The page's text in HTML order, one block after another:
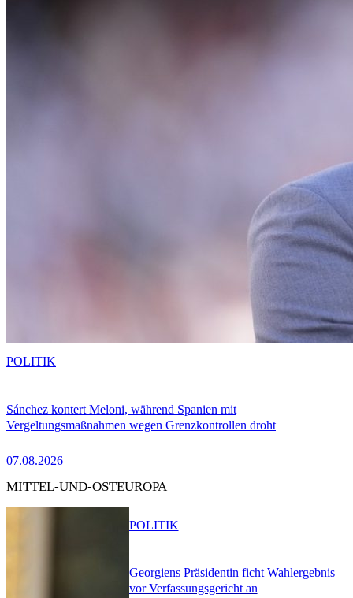
Sánchez kontert Meloni, während Spanien mit
Vergeltungsmaßnahmen wegen Grenzkontrollen droht
07.08.2026
POLITIK
MITTEL-UND-OSTEUROPA
Georgiens Präsidentin ficht Wahlergebnis
vor Verfassungsgericht an
POLITIK